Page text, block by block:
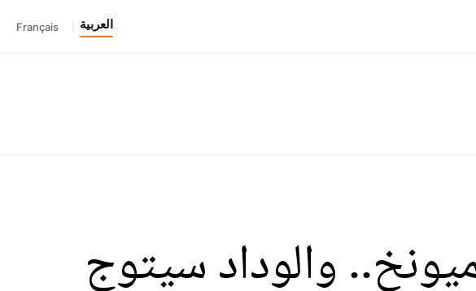
العربية Français
والوداد سيتوج